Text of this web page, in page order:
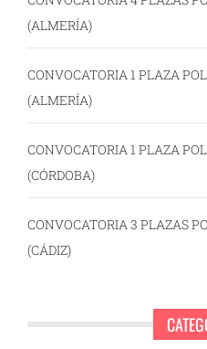
(ALMERÍA)
CONVOCATORIA 1 PLAZA
(ALMERÍA)
CONVOCATORIA 1 PLAZA
(CÓRDOBA)
CONVOCATORIA 3 PLAZAS
(CÁDIZ)